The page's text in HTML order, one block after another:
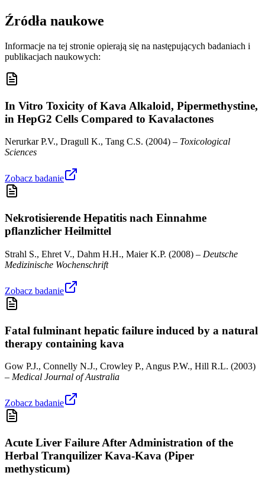
Źródła naukowe
Informacje na tej stronie opierają się na następujących badaniach i
publikacjach naukowych:
In Vitro Toxicity of Kava Alkaloid, Pipermethystine,
in HepG2 Cells Compared to Kavalactones
Nerurkar P.V., Dragull K., Tang C.S. (2004) – Toxicological
Sciences
Zobacz badanie
Nekrotisierende Hepatitis nach Einnahme
pflanzlicher Heilmittel
Strahl S., Ehret V., Dahm H.H., Maier K.P. (2008) – Deutsche
Medizinische Wochenschrift
Zobacz badanie
Fatal fulminant hepatic failure induced by a natural
therapy containing kava
Gow P.J., Connelly N.J., Crowley P., Angus P.W., Hill R.L. (2003)
– Medical Journal of Australia
Zobacz badanie
Acute Liver Failure After Administration of the
Herbal Tranquilizer Kava-Kava (Piper
methysticum)